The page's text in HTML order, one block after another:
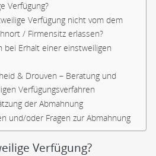
Verfügung?
Verfügung nicht vom dem
/ Firmensitz erlassen?
bei Erhalt einer einstweiligen
& Drouven – Beratung und
Verfügungsverfahren
der Abmahnung
und/oder Fragen zur Abmahnung
Verfügung?